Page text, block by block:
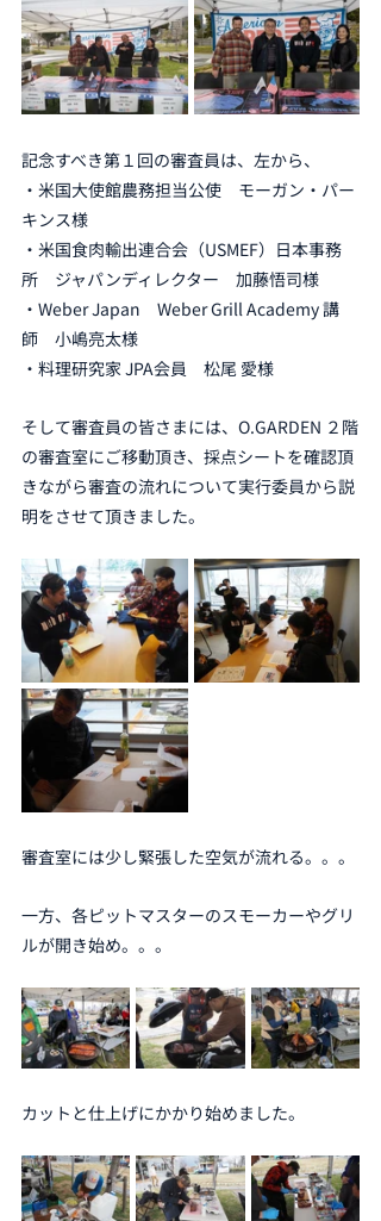
記念すべき第１回の審査員は、左から、
・米国大使館農務担当公使　モーガン・パー
キンス様
・米国食肉輸出連合会（USMEF）日本事務
所　ジャパンディレクター　加藤悟司様
・Weber Japan　Weber Grill Academy 講
師　小嶋亮太様
・料理研究家 JPA会員　松尾 愛様
そして審査員の皆さまには、O.GARDEN ２階
の審査室にご移動頂き、採点シートを確認頂
きながら審査の流れについて実行委員から説
明をさせて頂きました。
審査室には少し緊張した空気が流れる。。。
一方、各ピットマスターのスモーカーやグリ
ルが開き始め。。。
カットと仕上げにかかり始めました。